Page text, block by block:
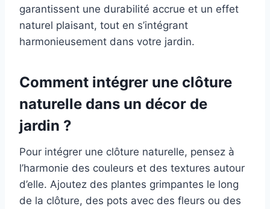
garantissent une durabilité accrue et un effet
naturel plaisant, tout en s’intégrant
harmonieusement dans votre jardin.
Comment intégrer une clôture
naturelle dans un décor de
jardin ?
Pour intégrer une clôture naturelle, pensez à
l’harmonie des couleurs et des textures autour
d’elle. Ajoutez des plantes grimpantes le long
de la clôture, des pots avec des fleurs ou des